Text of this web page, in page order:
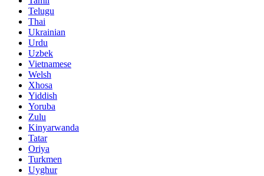
Telugu
Thai
Ukrainian
Urdu
Uzbek
Vietnamese
Welsh
Xhosa
Yiddish
Yoruba
Zulu
Kinyarwanda
Tatar
Oriya
Turkmen
Uyghur